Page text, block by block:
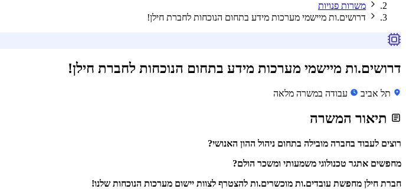
משרות פנויות
דרושים.ות מיישמי מערכות מידע בתחום הנוכחות לחברת חילן!
דרושים.ות מיישמי מערכות מידע בתחום הנוכחות לחברת חילן!
תל אביב עבודה במשרה מלאה
תיאור המשרה
רוצים לעבוד בחברה מובילה בתחום ניהול ההון האנושי?
מחפשים אתגר טכנולוגי משמעותי ומשכר הולם?
חברת חילן מחפשת עובדים.ות מוכשרים.ות להצטרף לצוות יישום מערכות הנוכחות שלנו!